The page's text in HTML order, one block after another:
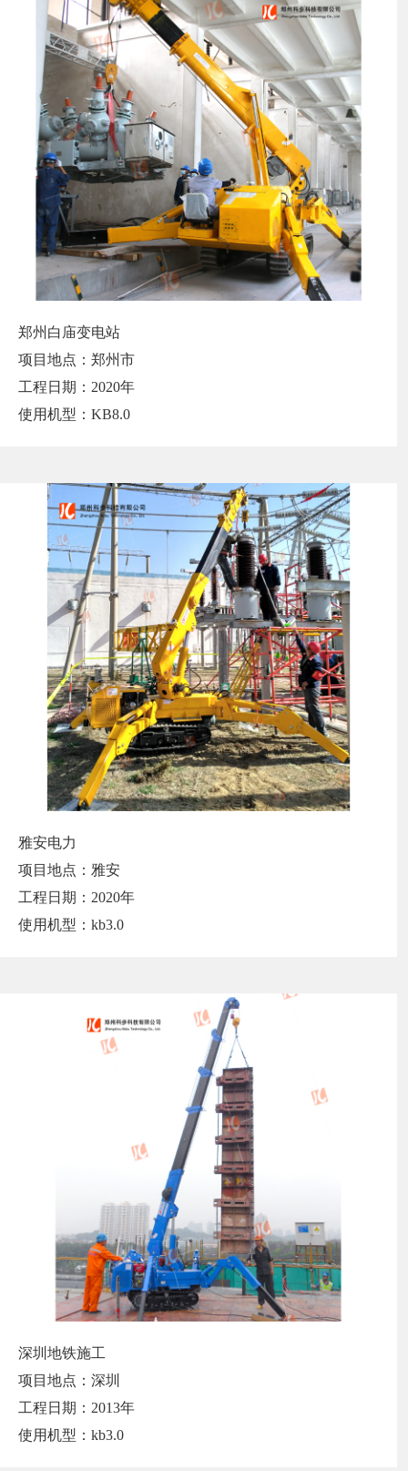
郑州白庙变电站
项目地点：郑州市
工程日期：2020年
使用机型：KB8.0
雅安电力
项目地点：雅安
工程日期：2020年
使用机型：kb3.0
深圳地铁施工
项目地点：深圳
工程日期：2013年
使用机型：kb3.0